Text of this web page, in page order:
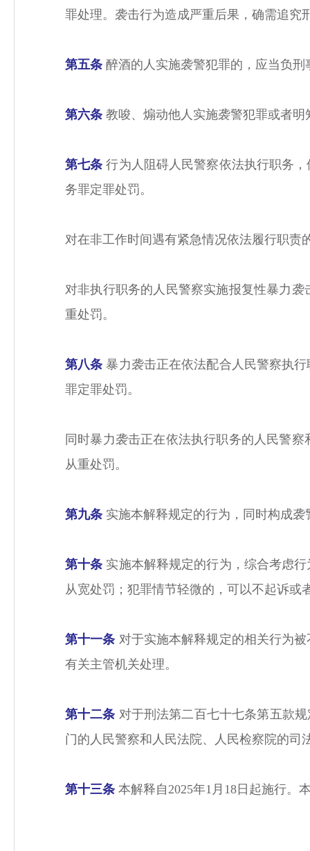
罪处理。袭击行为造成严重后果，确需追究
第五条 醉酒的人实施袭警犯罪的，应当负刑
第六条 教唆、煽动他人实施袭警犯罪或者
第七条 行为人阻碍人民警察依法执行职务
务罪定罪处罚。
对在非工作时间遇有紧急情况依法履行职责
对非执行职务的人民警察实施报复性暴力
重处罚。
第八条 暴力袭击正在依法配合人民警察执
罪定罪处罚。
同时暴力袭击正在依法执行职务的人民警
从重处罚。
第九条 实施本解释规定的行为，同时构成
第十条 实施本解释规定的行为，综合考虑
从宽处罚；犯罪情节轻微的，可以不起诉
第十一条 对于实施本解释规定的相关行为
有关主管机关处理。
第十二条 对于刑法第二百七十七条第五款
门的人民警察和人民法院、人民检察院的司
第十三条 本解释自2025年1月18日起施行。